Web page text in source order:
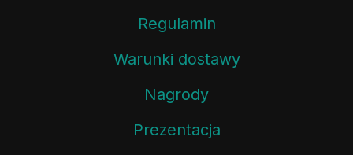
Regulamin
Warunki dostawy
Nagrody
Prezentacja